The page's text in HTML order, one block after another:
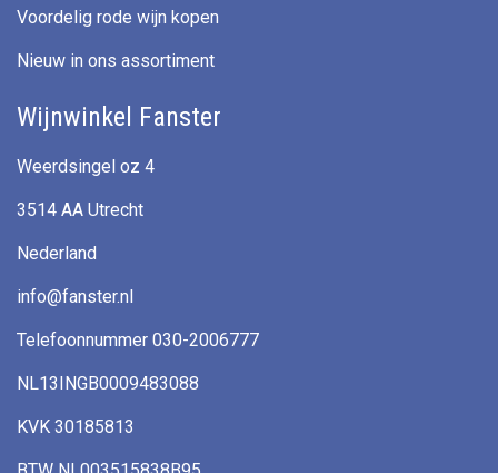
Voordelig rode wijn kopen
Nieuw in ons assortiment
Wijnwinkel Fanster
Weerdsingel oz 4
3514 AA Utrecht
Nederland
info@fanster.nl
Telefoonnummer 030-2006777
NL13INGB0009483088
KVK 30185813